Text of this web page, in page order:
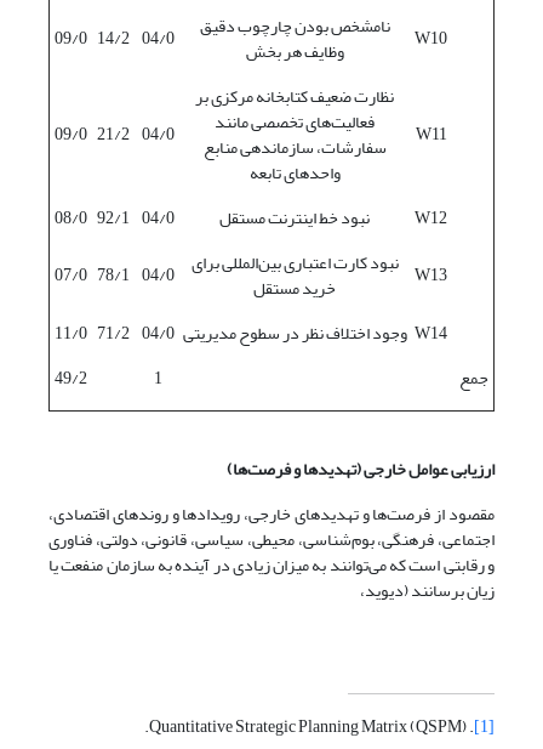
W10 نامشخص بودن چارچوب دقیق
وظایف هر بخش 04/0
14/2
09/0
W11
نظارت ضعیف کتابخانه مرکزی بر
فعالیت‌های تخصصی مانند
سفارشات، سازماندهی منابع
واحدهای تابعه
04/0
21/2
09/0
W12 نبود خط اینترنت مستقل 04/0
92/1
08/0
W13 نبود کارت اعتباری بین‌المللی برای
خرید مستقل 04/0
78/1
07/0
W14 وجود اختلاف نظر در سطوح مدیریتی 04/0
71/2
11/0
جمع
1
49/2
ارزیابی عوامل خارجی (تهدیدها و فرصت‌ها)
مقصود از فرصت‌ها و تهدیدهای خارجی، رویدادها و روندهای اقتصادی،
اجتماعی، فرهنگی، بوم‌شناسی، محیطی، سیاسی، قانونی، دولتی، فناوری
و رقابتی است که می‌توانند به میزان زیادی در آینده به سازمان منفعت یا
زیان برسانند (دیوید،
[1]
. Quantitative Strategic Planning Matrix (QSPM).